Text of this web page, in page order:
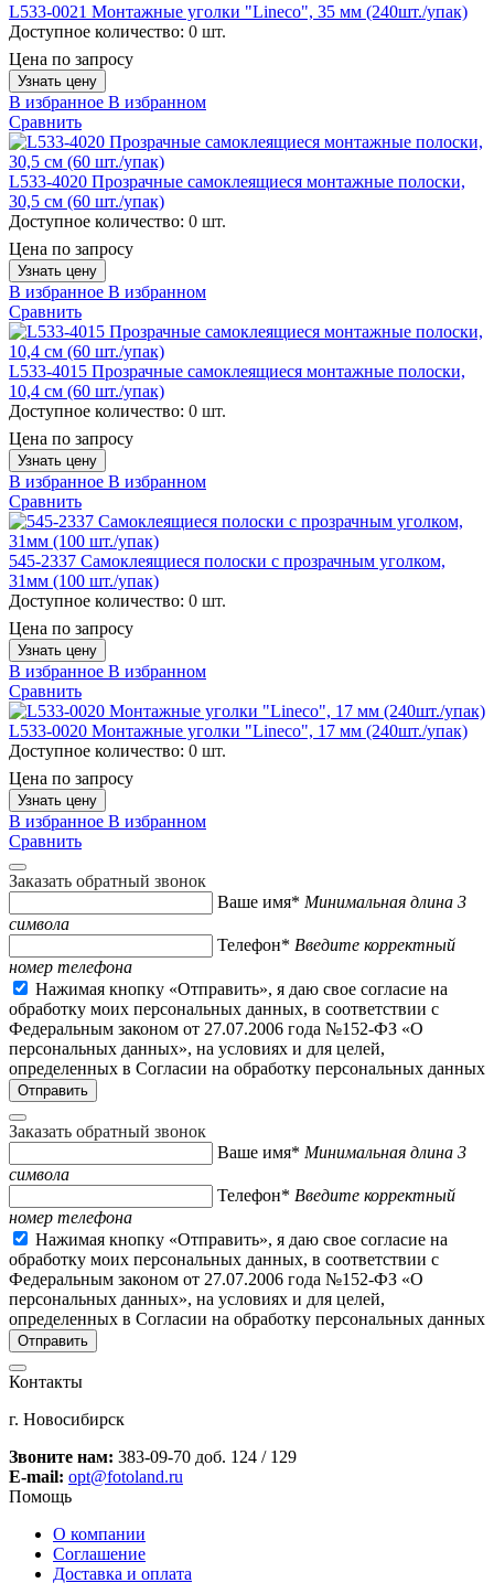
L533-0021 Монтажные уголки "Lineco", 35 мм (240шт./упак)
Доступное количество: 0 шт.
Цена по запросу
Узнать цену
В избранное В избранном
Сравнить
L533-4020 Прозрачные самоклеящиеся монтажные полоски,
30,5 см (60 шт./упак)
Доступное количество: 0 шт.
Цена по запросу
Узнать цену
В избранное В избранном
Сравнить
L533-4015 Прозрачные самоклеящиеся монтажные полоски,
10,4 см (60 шт./упак)
Доступное количество: 0 шт.
Цена по запросу
Узнать цену
В избранное В избранном
Сравнить
545-2337 Самоклеящиеся полоски с прозрачным уголком,
31мм (100 шт./упак)
Доступное количество: 0 шт.
Цена по запросу
Узнать цену
В избранное В избранном
Сравнить
L533-0020 Монтажные уголки "Lineco", 17 мм (240шт./упак)
Доступное количество: 0 шт.
Цена по запросу
Узнать цену
В избранное В избранном
Сравнить
Заказать обратный звонок
Ваше имя* Минимальная длина 3
символа
Телефон* Введите корректный
номер телефона
Нажимая кнопку «Отправить», я даю свое согласие на
обработку моих персональных данных, в соответствии с
Федеральным законом от 27.07.2006 года №152-ФЗ «О
персональных данных», на условиях и для целей,
определенных в Согласии на обработку персональных данных
Заказать обратный звонок
Ваше имя* Минимальная длина 3
символа
Телефон* Введите корректный
номер телефона
Нажимая кнопку «Отправить», я даю свое согласие на
обработку моих персональных данных, в соответствии с
Федеральным законом от 27.07.2006 года №152-ФЗ «О
персональных данных», на условиях и для целей,
определенных в Согласии на обработку персональных данных
Контакты
г. Новосибирск
Звоните нам: 383-09-70 доб. 124 / 129
E-mail: opt@fotoland.ru
Помощь
О компании
Соглашение
Доставка и оплата